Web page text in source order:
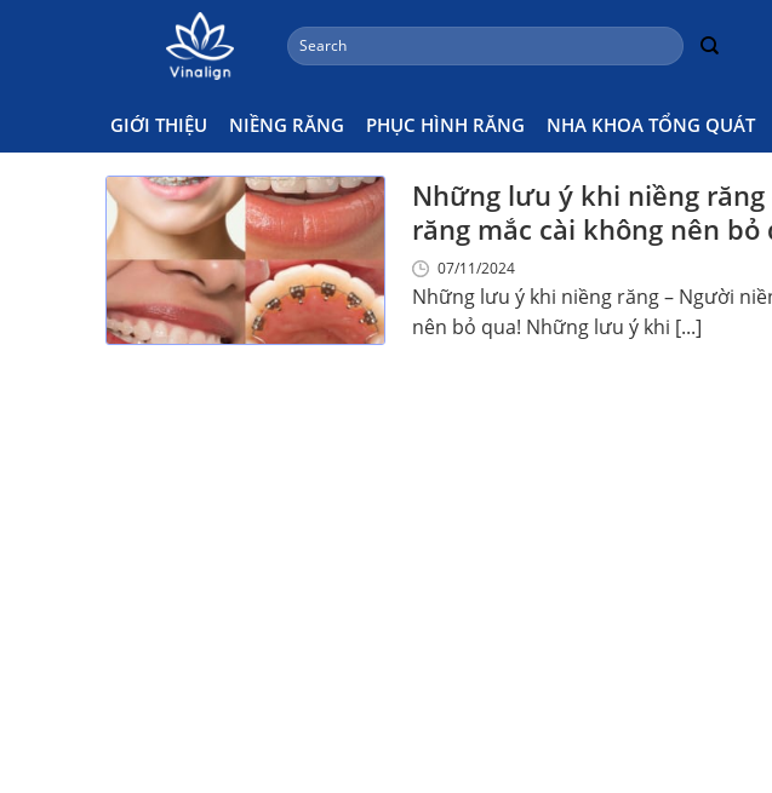
Search
for:
GIỚI THIỆU NIỀNG RĂNG PHỤC HÌNH RĂNG NHA KHOA TỔNG QUÁT
Niềng Măc Cài Nên Ăn Gì
Những lưu ý khi niềng
răng mắc cài không nên bỏ
07/11/2024
Những lưu ý khi niềng răng – Người
nên bỏ qua! Những lưu ý khi [...]